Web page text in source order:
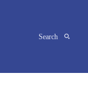
Search